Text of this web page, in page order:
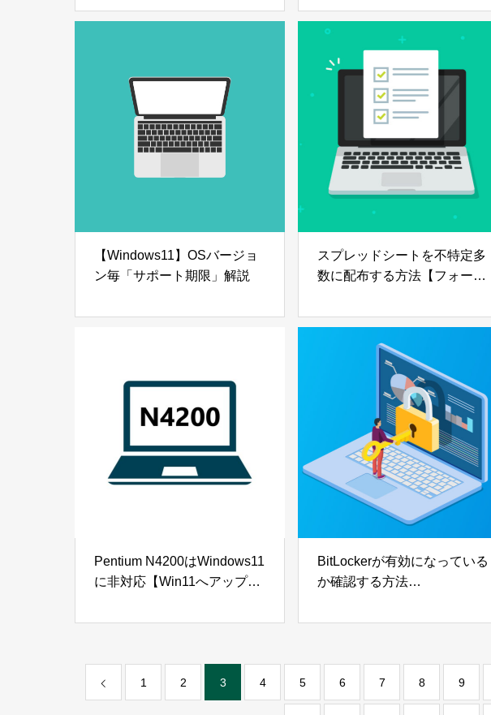
法【Windows11】
【Windows11】OSバージョ
ン毎「サポート期限」解説
スプレッドシートを不特定多
数に配布する方法【フォーマ
Pentium N4200はWindows11
に非対応【Win11へアップロ
BitLockerが有効になっている
か確認する方法
1 2 3 4 5 6 7 8 9